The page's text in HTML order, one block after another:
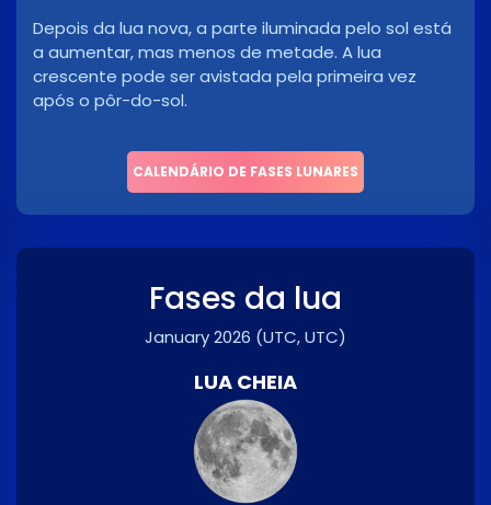
Depois da lua nova, a parte iluminada pelo sol está
a aumentar, mas menos de metade. A lua
crescente pode ser avistada pela primeira vez
após o pôr-do-sol.
CALENDÁRIO DE FASES LUNARES
Fases da lua
January 2026 (UTC, UTC)
LUA CHEIA